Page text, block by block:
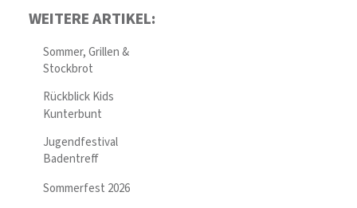
WEITERE ARTIKEL:
Sommer, Grillen &
Stockbrot
Rückblick Kids
Kunterbunt
Jugendfestival
Badentreff
Sommerfest 2026